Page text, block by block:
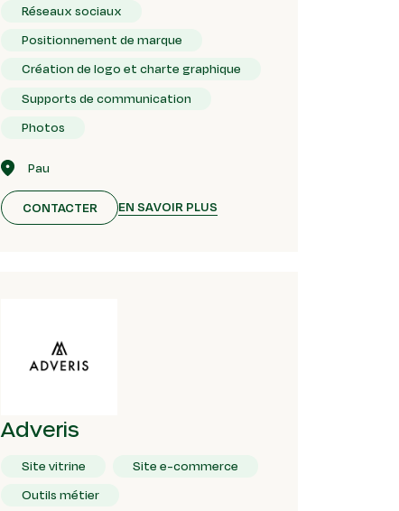
Réseaux sociaux
Positionnement de marque
Création de logo et charte graphique
Supports de communication
Photos
Pau
CONTACTER EN SAVOIR PLUS
Adveris
Site vitrine
Site e-commerce
Outils métier